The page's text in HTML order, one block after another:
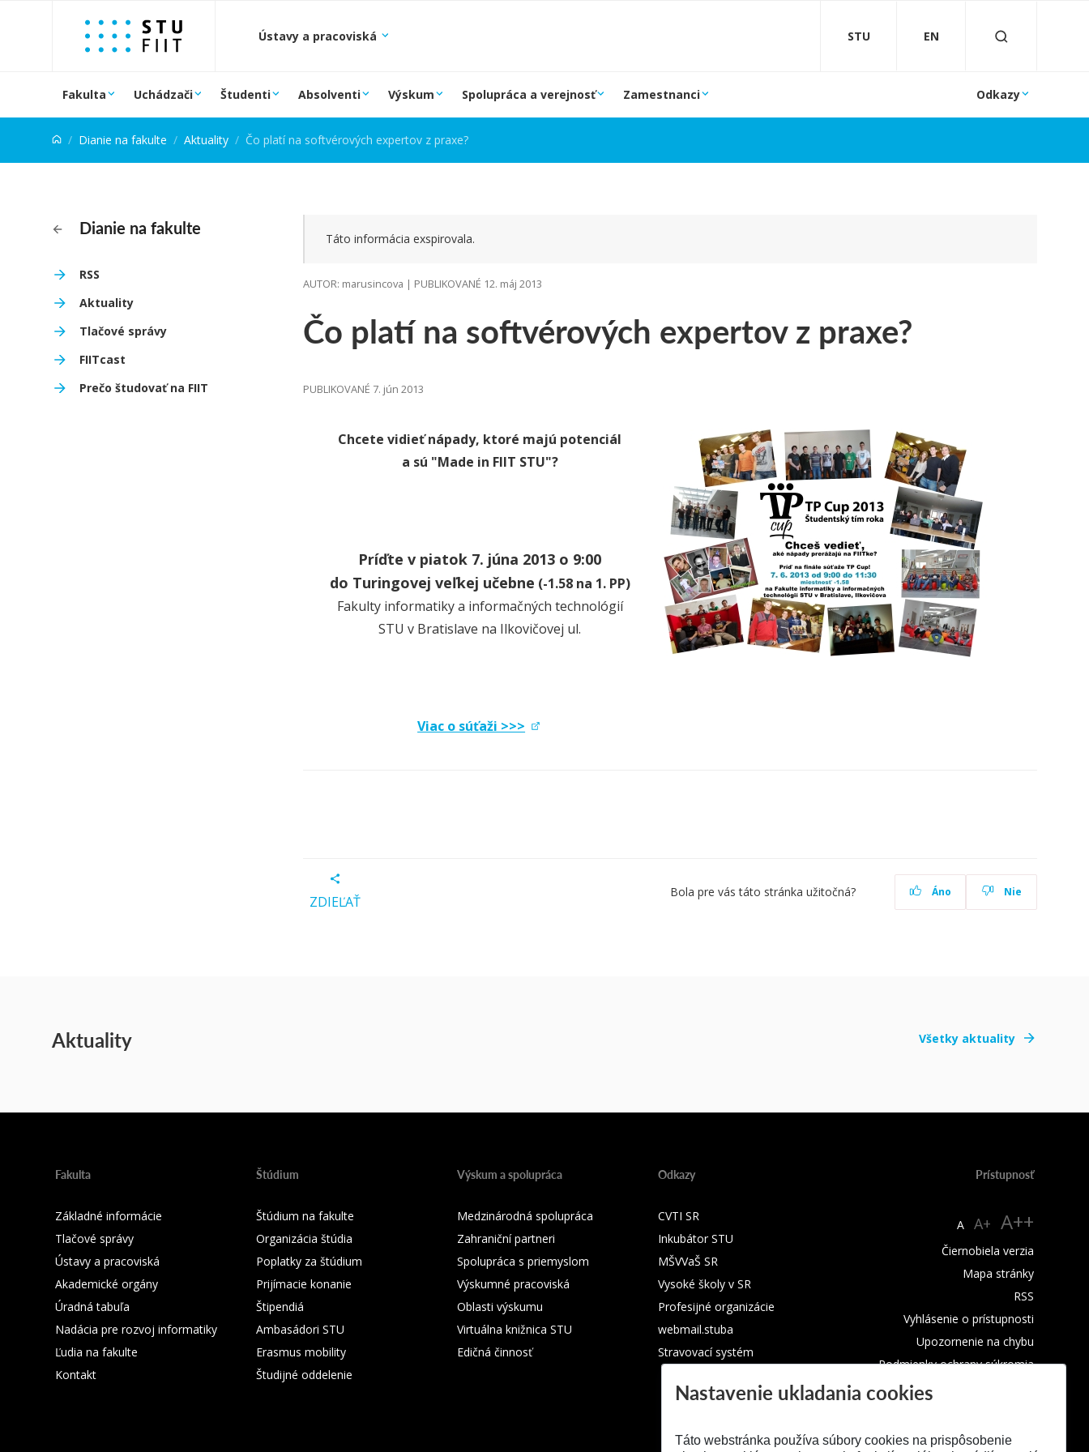
Prejsť na obsah
Ústavy a pracoviská STU EN
Fakulta Uchádzači Študenti Absolventi Výskum Spolupráca a verejnosť Zamestnanci Odkazy
Dianie na fakulte Aktuality Čo platí na softvérových expertov z praxe?
Dianie na fakulte
RSS
Aktuality
Tlačové správy
FIITcast
Prečo študovať na FIIT
Čo platí na softvérových expertov z praxe?
Táto informácia exspirovala.
AUTOR: marusincova | PUBLIKOVANÉ 12. máj 2013
PUBLIKOVANÉ 7. jún 2013
Chcete vidieť nápady, ktoré majú potenciál
a sú "Made in FIIT STU"?
Príďte v piatok 7. júna 2013 o 9:00
do Turingovej veľkej učebne (-1.58 na 1. PP)
Fakulty informatiky a informačných technológií
STU v Bratislave na Ilkovičovej ul.
Viac o súťaži >>>
ZDIEĽAŤ
Bola pre vás táto stránka užitočná? Áno Nie
Aktuality Všetky aktuality
Fakulta
Základné informácie
Tlačové správy
Ústavy a pracoviská
Akademické orgány
Úradná tabuľa
Nadácia pre rozvoj informatiky
Ľudia na fakulte
Kontakt
Štúdium
Štúdium na fakulte
Organizácia štúdia
Poplatky za štúdium
Prijímacie konanie
Štipendiá
Ambasádori STU
Erasmus mobility
Študijné oddelenie
Výskum a spolupráca
Medzinárodná spolupráca
Zahraniční partneri
Spolupráca s priemyslom
Výskumné pracoviská
Oblasti výskumu
Virtuálna knižnica STU
Edičná činnosť
Odkazy
CVTI SR
Inkubátor STU
MŠVVaŠ SR
Vysoké školy v SR
Profesijné organizácie
webmail.stuba
Stravovací systém
Prístupnosť
A A+ A++
Čiernobiela verzia
Mapa stránky
RSS
Vyhlásenie o prístupnosti
Upozornenie na chybu
Podmienky ochrany súkromia
Nastavenie ukladania cookies
Táto webstránka používa súbory cookies na prispôsobenie